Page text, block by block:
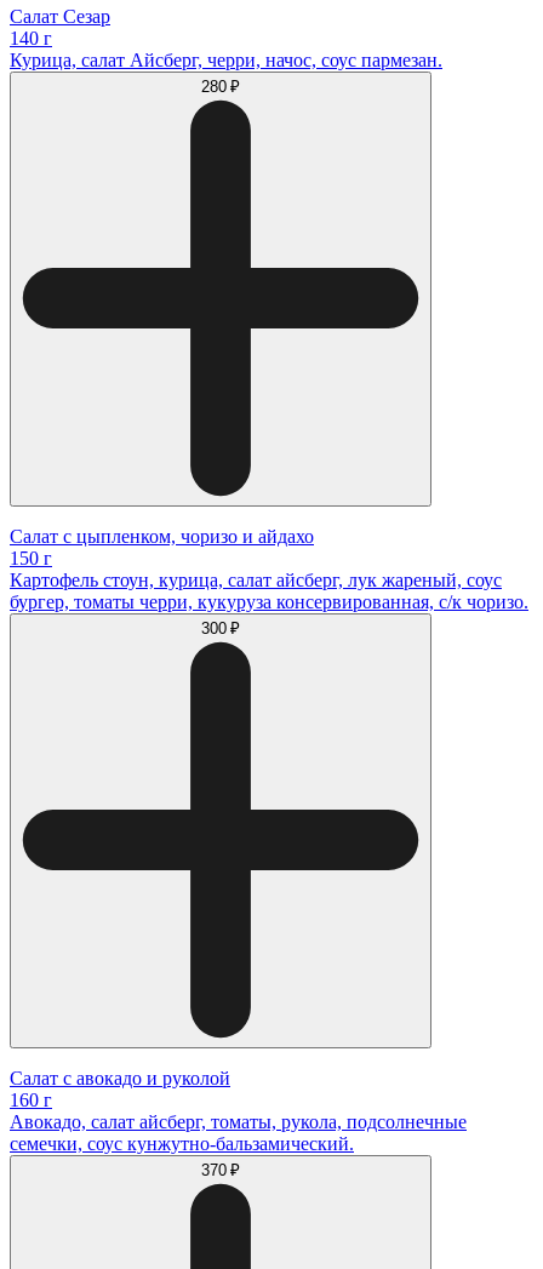
Салат Сезар
140 г
Курица, салат Айсберг, черри, начос, соус пармезан.
280 ₽
Салат с цыпленком, чоризо и айдахо
150 г
Картофель стоун, курица, салат айсберг, лук жареный, соус
бургер, томаты черри, кукуруза консервированная, с/к чоризо.
300 ₽
Салат с авокадо и руколой
160 г
Авокадо, салат айсберг, томаты, рукола, подсолнечные
семечки, соус кунжутно-бальзамический.
370 ₽